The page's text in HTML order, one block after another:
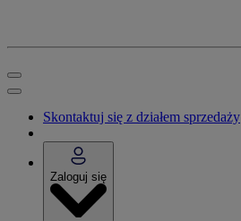
Skontaktuj się z działem sprzedaży
Zaloguj się